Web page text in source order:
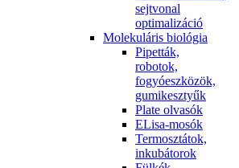
sejtvonal
optimalizáció
Molekuláris biológia
Pipetták,
robotok,
fogyóeszközök,
gumikesztyűk
Plate olvasók
ELisa-mosók
Termosztátok,
inkubátorok